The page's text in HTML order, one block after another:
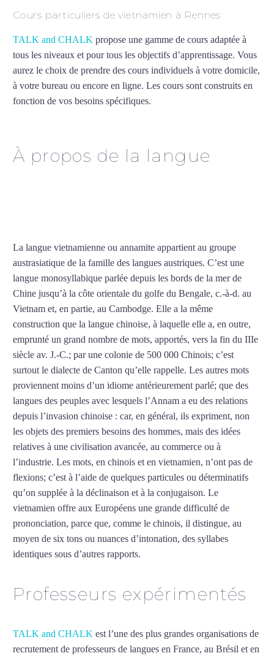
Cours particuliers de vietnamien à Rennes
TALK and CHALK propose une gamme de cours adaptée à
tous les niveaux et pour tous les objectifs d’apprentissage. Vous
aurez le choix de prendre des cours individuels à votre domicile,
à votre bureau ou encore en ligne. Les cours sont construits en
fonction de vos besoins spécifiques.
À propos de la langue
La langue vietnamienne ou annamite appartient au groupe
austrasiatique de la famille des langues austriques. C’est une
langue monosyllabique parlée depuis les bords de la mer de
Chine jusqu’à la côte orientale du golfe du Bengale, c.-à-d. au
Vietnam et, en partie, au Cambodge. Elle a la même
construction que la langue chinoise, à laquelle elle a, en outre,
emprunté un grand nombre de mots, apportés, vers la fin du IIIe
siècle av. J.-C.; par une colonie de 500 000 Chinois; c’est
surtout le dialecte de Canton qu’elle rappelle. Les autres mots
proviennent moins d’un idiome antérieurement parlé; que des
langues des peuples avec lesquels l’Annam a eu des relations
depuis l’invasion chinoise : car, en général, ils expriment, non
les objets des premiers besoins des hommes, mais des idées
relatives à une civilisation avancée, au commerce ou à
l’industrie. Les mots, en chinois et en vietnamien, n’ont pas de
flexions; c’est à l’aide de quelques particules ou déterminatifs
qu’on supplée à la déclinaison et à la conjugaison. Le
vietnamien offre aux Européens une grande difficulté de
prononciation, parce que, comme le chinois, il distingue, au
moyen de six tons ou nuances d’intonation, des syllabes
identiques sous d’autres rapports.
Professeurs expérimentés
TALK and CHALK est l’une des plus grandes organisations de
recrutement de professeurs de langues en France, au Brésil et en